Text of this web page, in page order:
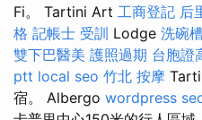
Fi。 Tartini Art 工商登記 后
格 記帳士 受訓 Lodge 洗碗
雙下巴醫美 護照過期 台胞證
ptt local seo 竹北 按摩
宿。 Albergo wordpress